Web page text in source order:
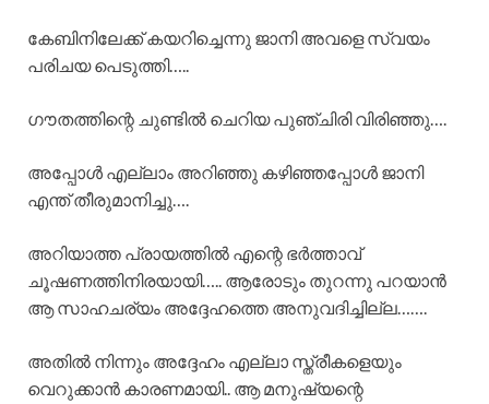
കേബിനിലേക്ക് കയറിച്ചെന്നു ജാനി അവളെ സ്വയം
പരിചയ പെടുത്തി…..
ഗൗതത്തിന്റെ ചുണ്ടിൽ ചെറിയ പുഞ്ചിരി വിരിഞ്ഞു….
അപ്പോൾ എല്ലാം അറിഞ്ഞു കഴിഞ്ഞപ്പോൾ ജാനി
എന്ത് തീരുമാനിച്ചു….
അറിയാത്ത പ്രായത്തിൽ എന്റെ ഭർത്താവ്
ചൂഷണത്തിനിരയായി….. ആരോടും തുറന്നു പറയാൻ
ആ സാഹചര്യം അദ്ദേഹത്തെ അനുവദിച്ചില്ല…….
അതിൽ നിന്നും അദ്ദേഹം എല്ലാ സ്ത്രീകളെയും
വെറുക്കാൻ കാരണമായി.. ആ മനുഷ്യന്റെ